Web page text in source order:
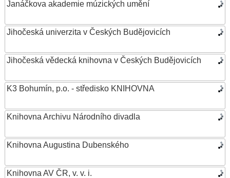
Janáčkova akademie múzických umění
Jihočeská univerzita v Českých Budějovicích
Jihočeská vědecká knihovna v Českých Budějovicích
K3 Bohumín, p.o. - středisko KNIHOVNA
Knihovna Archivu Národního divadla
Knihovna Augustina Dubenského
Knihovna AV ČR, v. v. i.